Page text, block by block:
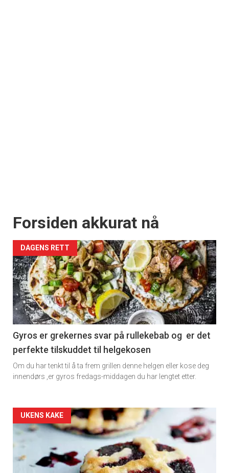
Forsiden akkurat nå
DAGENS RETT
Gyros er grekernes svar på rullekebab og er det
perfekte tilskuddet til helgekosen
Om du har tenkt til å ta frem grillen denne helgen eller kose deg
innendørs ,er gyros fredags-middagen du har lengtet etter.
Forsiden
akkurat
nå
UKENS KAKE